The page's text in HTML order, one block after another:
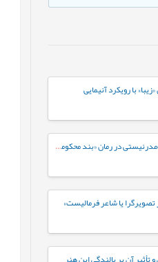
با رویکرد آنیمایی
نقد و تحلیل مؤلفه‌های پست‌مدرنیستی در رمان «بند محکومین»
یا شاعر فرمالیست»